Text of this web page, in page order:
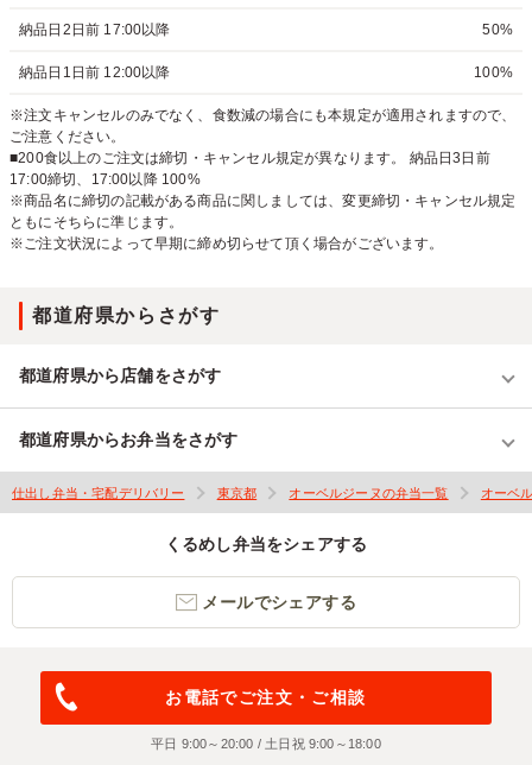
納品日2日前 17:00以降 50%
納品日1日前 12:00以降 100%
※注文キャンセルのみでなく、食数減の場合にも本規定が適用されますので、
ご注意ください。
■200食以上のご注文は締切・キャンセル規定が異なります。 納品日3日前
17:00締切、17:00以降 100%
※商品名に締切の記載がある商品に関しましては、変更締切・キャンセル規定
ともにそちらに準じます。
※ご注文状況によって早期に締め切らせて頂く場合がございます。
都道府県からさがす
都道府県から店舗をさがす
都道府県からお弁当をさがす
仕出し弁当・宅配デリバリー 東京都 オーベルジーヌの弁当一覧 オーベ
くるめし弁当をシェアする
メールでシェアする
お電話でご注文・ご相談
平日 9:00～20:00 / 土日祝 9:00～18:00